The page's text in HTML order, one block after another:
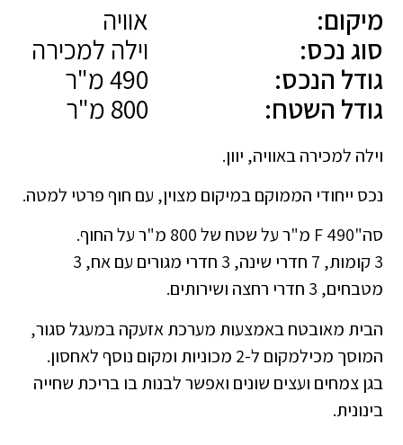
מיקום:
אוויה
סוג נכס:
וילה למכירה
גודל הנכס:
גודל השטח:
וילה למכירה באוויה, יוון.
נכס ייחודי הממוקם במיקום מצוין, עם חוף פרטי למטה.
סה"F 490 מ"ר על שטח של 800 מ"ר על החוף.
3 קומות, 7 חדרי שינה, 3 חדרי מגורים עם אח, 3
מטבחים, 3 חדרי רחצה ושירותים.
הבית מאובטח באמצעות מערכת אזעקה במעגל סגור,
המוסך מכילמקום ל-2 מכוניות ומקום נוסף לאחסון.
בגן צמחים ועצים שונים ואפשר לבנות בו בריכת שחייה
בינונית.